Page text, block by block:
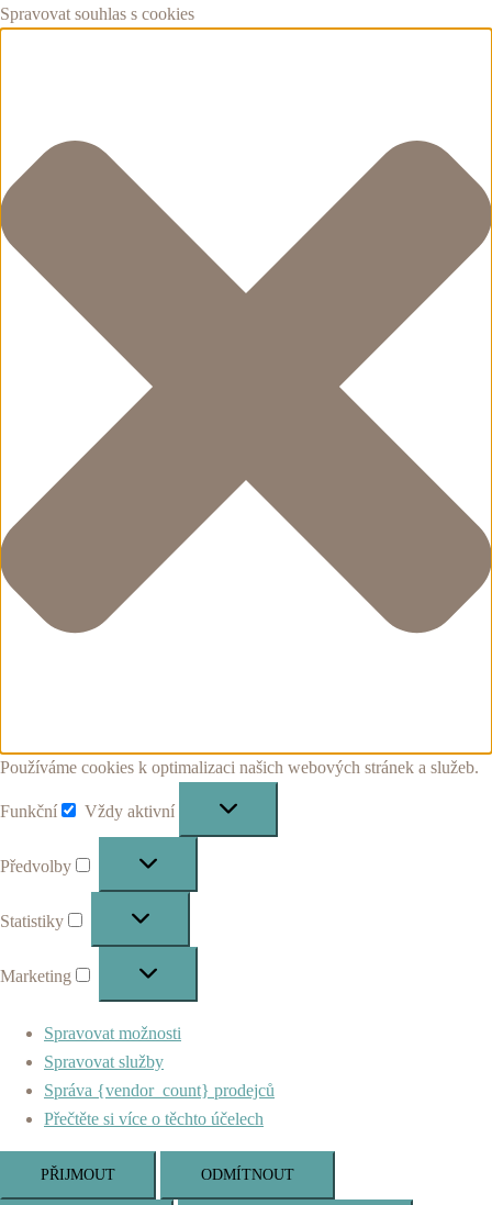
Spravovat souhlas s cookies
Používáme cookies k optimalizaci našich webových stránek a služeb.
Funkční
Funkční
Vždy aktivní
Předvolby
Statistiky
Marketing
Spravovat možnosti
Spravovat služby
Správa {vendor_count} prodejců
Přečtěte si více o těchto účelech
PŘIJMOUT ODMÍTNOUT